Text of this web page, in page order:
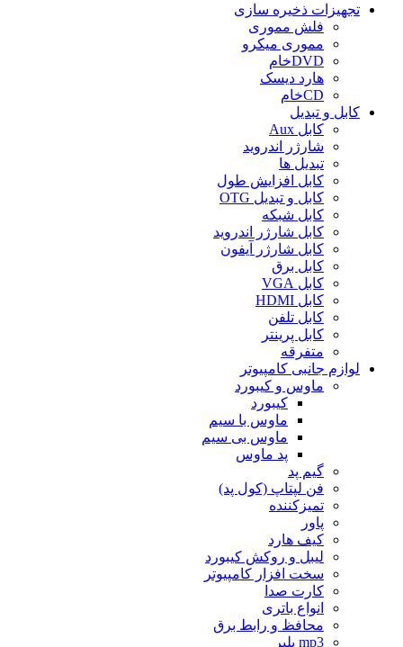
تجهیزات ذخیره سازی
فلش مموری
مموری میکرو
DVDخام
هارد دیسک
CDخام
کابل و تبدیل
کابل Aux
شارژر اندروید
تبدیل ها
کابل افزایش طول
کابل و تبدیل OTG
کابل شبکه
کابل شارژر اندروید
کابل شارژر آیفون
کابل برق
کابل VGA
کابل HDMI
کابل تلفن
کابل پرینتر
متفرقه
لوازم جانبی کامپیوتر
ماوس و کیبورد
کیبورد
ماوس با سیم
ماوس بی سیم
پد ماوس
گیم پد
فن لپتاپ (کول پد)
تمیزکننده
پاور
کیف هارد
لیبل و روکش کیبورد
سخت افزار کامپیوتر
کارت صدا
انواع باتری
محافظ و رابط برق
mp3 پلیر